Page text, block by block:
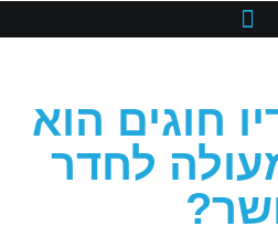
חוגים הוא
לחדר